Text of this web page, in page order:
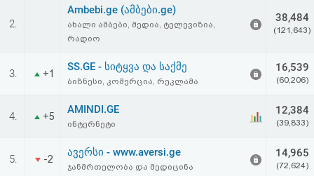
ავტორიზაცია
რეგისტრაცია
პაროლის
2.
Ambebi.ge (ამბები.ge)
ახალი ამბები, მედია, ტელევიზია,
რადიო
38,484
(121,643)
3. +1
SS.GE - სიტყვა და საქმე
ბიზნესი, კომერცია, რეკლამა
16,539
(60,206)
4. +5
AMINDI.GE
ინტერნეტი
12,384
(39,833)
5. -2
ავერსი - www.aversi.ge
ჯანმრთელობა და მედიცინა
14,965
(72,624)